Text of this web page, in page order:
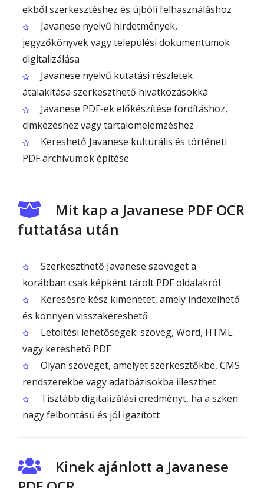
ekből szerkesztéshez és újbóli felhasználáshoz
Javanese nyelvű hirdetmények,
jegyzőkönyvek vagy települési dokumentumok
digitalizálása
Javanese nyelvű kutatási részletek
átalakítása szerkeszthető hivatkozásokká
Javanese PDF-ek előkészítése fordításhoz,
címkézéshez vagy tartalomelemzéshez
Kereshető Javanese kulturális és történeti
PDF archívumok építése
Mit kap a Javanese PDF OCR
futtatása után
Szerkeszthető Javanese szöveget a
korábban csak képként tárolt PDF oldalakról
Keresésre kész kimenetet, amely indexelhető
és könnyen visszakereshető
Letöltési lehetőségek: szöveg, Word, HTML
vagy kereshető PDF
Olyan szöveget, amelyet szerkesztőkbe, CMS
rendszerekbe vagy adatbázisokba illeszthet
Tisztább digitalizálási eredményt, ha a szken
nagy felbontású és jól igazított
Kinek ajánlott a Javanese